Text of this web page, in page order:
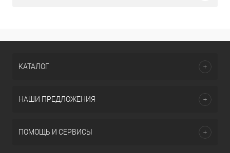
КАТАЛОГ
НАШИ ПРЕДЛОЖЕНИЯ
ПОМОЩЬ И СЕРВИСЫ